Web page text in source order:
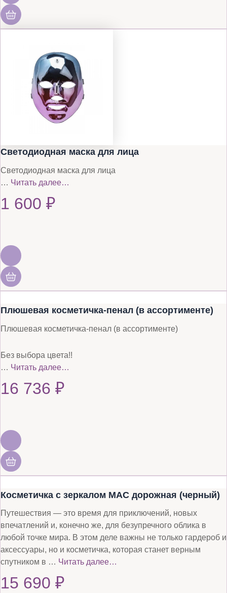
Светодиодная маска для лица
Светодиодная маска для лица
… Читать далее…
1 600 ₽
Плюшевая косметичка-пенал (в ассортименте)
Плюшевая косметичка-пенал (в ассортименте)
Без выбора цвета!!
… Читать далее…
16 736 ₽
Косметичка с зеркалом MAC дорожная (черный)
Путешествия — это время для приключений, новых
впечатлений и, конечно же, для безупречного облика в
любой точке мира. В этом деле важны не только гардероб и
аксессуары, но и косметичка, которая станет верным
спутником в … Читать далее…
15 690 ₽